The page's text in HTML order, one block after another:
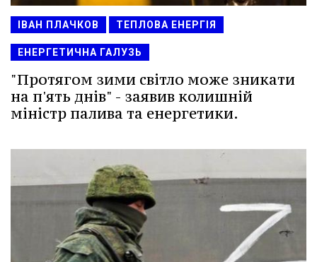
ІВАН ПЛАЧКОВ ТЕПЛОВА ЕНЕРГІЯ
ЕНЕРГЕТИЧНА ГАЛУЗЬ
"Протягом зими світло може зникати
на п'ять днів" - заявив колишній
міністр палива та енергетики.